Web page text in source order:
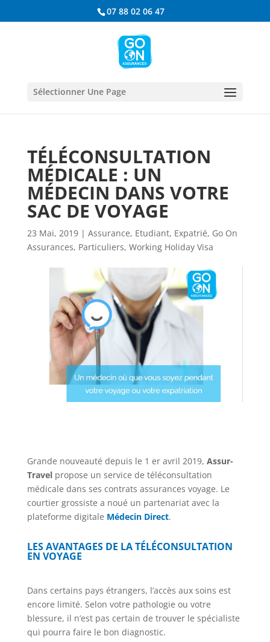
07 88 02 06 47
Sélectionner Une Page
TÉLÉCONSULTATION
MÉDICALE : UN
MÉDECIN DANS VOTRE
SAC DE VOYAGE
23 Mai, 2019| Assurance, Etudiant, Expatrié, Go On
Assurances, Particuliers, Working Holiday Visa
Grande nouveauté depuis le 1 er avril 2019, Assur-
Travelpropose un service de téléconsultation
médicale dans ses contrats assurances voyage. Le
courtier grossiste a noué un partenariat avec la
plateforme digitale Médecin Direct.
LES AVANTAGES DE LA TÉLÉCONSULTATION
EN VOYAGE
Dans certains pays étrangers, l’accès aux soins est
encore limité. Selon votre pathologie ou votre
blessure, il n’est pas certain de trouver le spécialiste
qui pourra faire le bon diagnostic.